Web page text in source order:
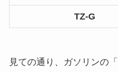
TZ-G
見ての通り、ガソリンの「